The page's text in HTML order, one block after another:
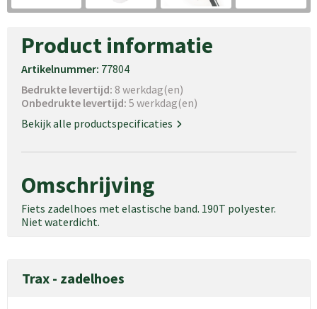
Product informatie
Artikelnummer: 77804
Bedrukte levertijd: 8 werkdag(en)
Onbedrukte levertijd: 5 werkdag(en)
Bekijk alle productspecificaties
Omschrijving
Fiets zadelhoes met elastische band. 190T polyester.
Niet waterdicht.
Trax - zadelhoes